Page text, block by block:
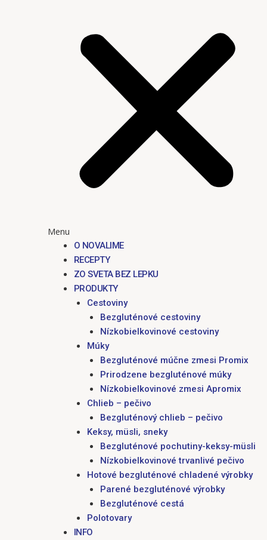
Menu
O NOVALIME
RECEPTY
ZO SVETA BEZ LEPKU
PRODUKTY
Cestoviny
Bezgluténové cestoviny
Nízkobielkovinové cestoviny
Múky
Bezgluténové múčne zmesi Promix
Prirodzene bezgluténové múky
Nízkobielkovinové zmesi Apromix
Chlieb – pečivo
Bezgluténový chlieb – pečivo
Keksy, müsli, sneky
Bezgluténové pochutiny-keksy-müsli
Nízkobielkovinové trvanlivé pečivo
Hotové bezgluténové chladené výrobky
Parené bezgluténové výrobky
Bezgluténové cestá
Polotovary
INFO